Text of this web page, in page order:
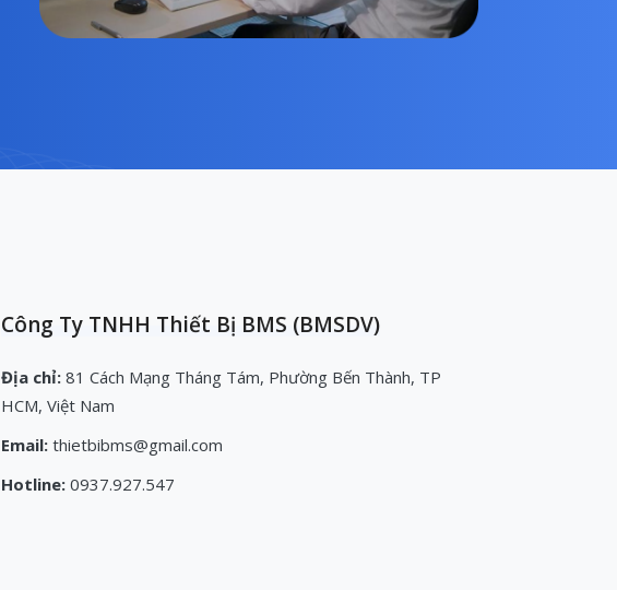
Công Ty TNHH Thiết Bị BMS (BMSDV)
Địa chỉ: 81 Cách Mạng Tháng Tám, Phường Bến Thành, TP
HCM, Việt Nam
Email: thietbibms@gmail.com
Hotline: 0937.927.547